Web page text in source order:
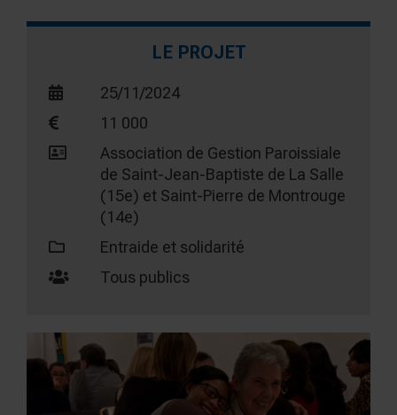
LE PROJET
25/11/2024
11 000
Association de Gestion Paroissiale
de Saint-Jean-Baptiste de La Salle
(15e) et Saint-Pierre de Montrouge
(14e)
Entraide et solidarité
Tous publics